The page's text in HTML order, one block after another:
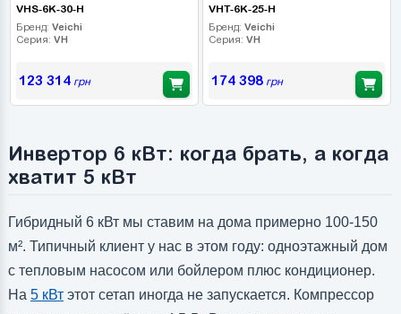
VHS-6K-30-H
Бренд: Veichi
Серия: VH
123 314грн
VHT-6K-25-H
Бренд: Veichi
Серия: VH
174 398грн
Инвертор 6 кВт: когда брать, а когда
хватит 5 кВт
Гибридный 6 кВт мы ставим на дома примерно 100-150
м². Типичный клиент у нас в этом году: одноэтажный дом
с тепловым насосом или бойлером плюс кондиционер.
На 5 кВтэтот сетап иногда не запускается. Компрессор